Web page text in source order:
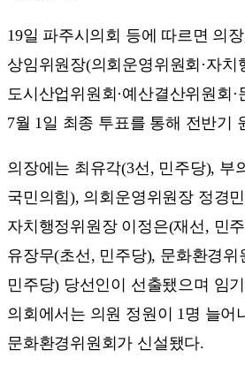
19일 파주시의회 등에 따르면 의
상임위원장(의회운영위원회·자치
도시산업위원회·예산결산위원회
7월 1일 최종 투표를 통해 전반기
의장에는 최유각(3선, 민주당), 부
국민의힘), 의회운영위원장 정경
자치행정위원장 이정은(재선, 민
유장무(초선, 민주당), 문화환경위
민주당) 당선인이 선출됐으며 임
의회에서는 의원 정원이 1명 늘어
문화환경위원회가 신설됐다.